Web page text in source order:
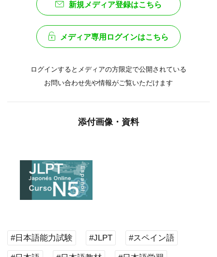
新規メディア登録はこちら
メディア専用ログインはこちら
ログインするとメディアの方限定で公開されている
お問い合わせ先や情報がご覧いただけます
添付画像・資料
#日本語能力試験 #JLPT #スペイン語